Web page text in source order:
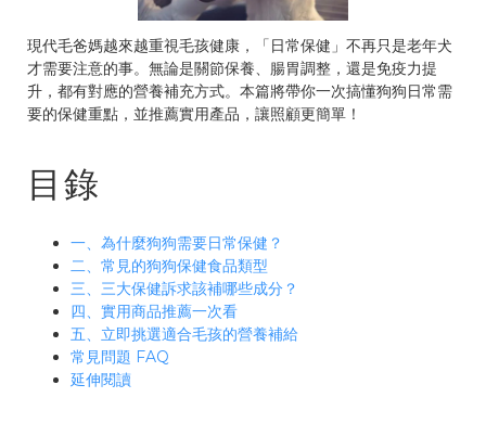
現代毛爸媽越來越重視毛孩健康，「日常保健」不再只是老年犬
才需要注意的事。無論是關節保養、腸胃調整，還是免疫力提
升，都有對應的營養補充方式。本篇將帶你一次搞懂狗狗日常需
要的保健重點，並推薦實用產品，讓照顧更簡單！
目錄
一、為什麼狗狗需要日常保健？
二、常見的狗狗保健食品類型
三、三大保健訴求該補哪些成分？
四、實用商品推薦一次看
五、立即挑選適合毛孩的營養補給
常見問題 FAQ
延伸閱讀